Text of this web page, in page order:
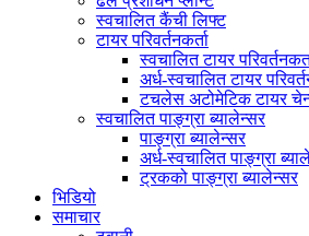
स्वचालित कैंची लिफ्ट
टायर परिवर्तनकर्ता
स्वचालित टायर
अर्ध-स्वचालित टायर
टचलेस अटोमेटिक टायर
स्वचालित पाङ्ग्रा ब्यालेन्सर
पाङ्ग्रा ब्यालेन्सर
अर्ध-स्वचालित पाङ्ग्रा
ट्रकको पाङ्ग्रा ब्यालेन्सर
भिडियो
समाचार